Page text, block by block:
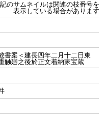
のサムネイルは関連の枝番号を
表示している場合があります
書案＜建長四年二月十二日東
廻之後於正文着納家宝蔵